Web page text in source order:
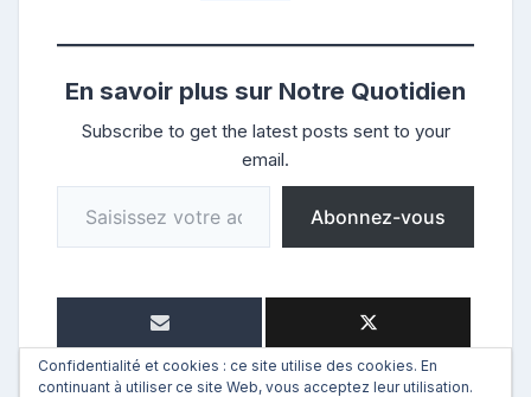
En savoir plus sur Notre Quotidien
Subscribe to get the latest posts sent to your
email.
Saisissez votre adresse e-mail…
Abonnez-vous
Confidentialité et cookies : ce site utilise des cookies. En
continuant à utiliser ce site Web, vous acceptez leur utilisation.